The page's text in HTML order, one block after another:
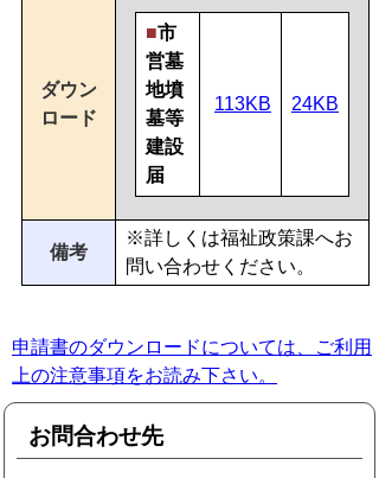
ダウン
ロード
■市
営墓
地墳
墓等
建設
届
113KB 24KB
備考
※詳しくは福祉政策課へお
問い合わせください。
申請書のダウンロードについては、ご利用
上の注意事項をお読み下さい。
お問合わせ先